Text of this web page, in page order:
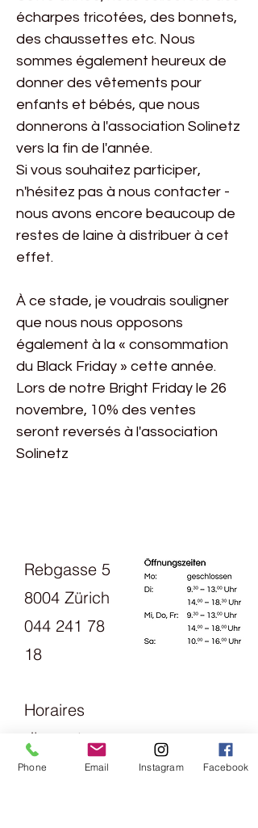
écharpes tricotées, des bonnets,
des chaussettes etc. Nous
sommes également heureux de
donner des vêtements pour
enfants et bébés, que nous
donnerons à l'association Solinetz
vers la fin de l'année.
Si vous souhaitez participer,
n'hésitez pas à nous contacter -
nous avons encore beaucoup de
restes de laine à distribuer à cet
effet.
À ce stade, je voudrais souligner
que nous nous opposons
également à la « consommation
du Black Friday » cette année.
Lors de notre Bright Friday le 26
novembre, 10% des ventes
seront reversés à l'association
Solinetz
Rebgasse 5
8004 Zürich
044 241 78
18
Horaires
d'ouverture
s:
Phone Email Instagram Facebook